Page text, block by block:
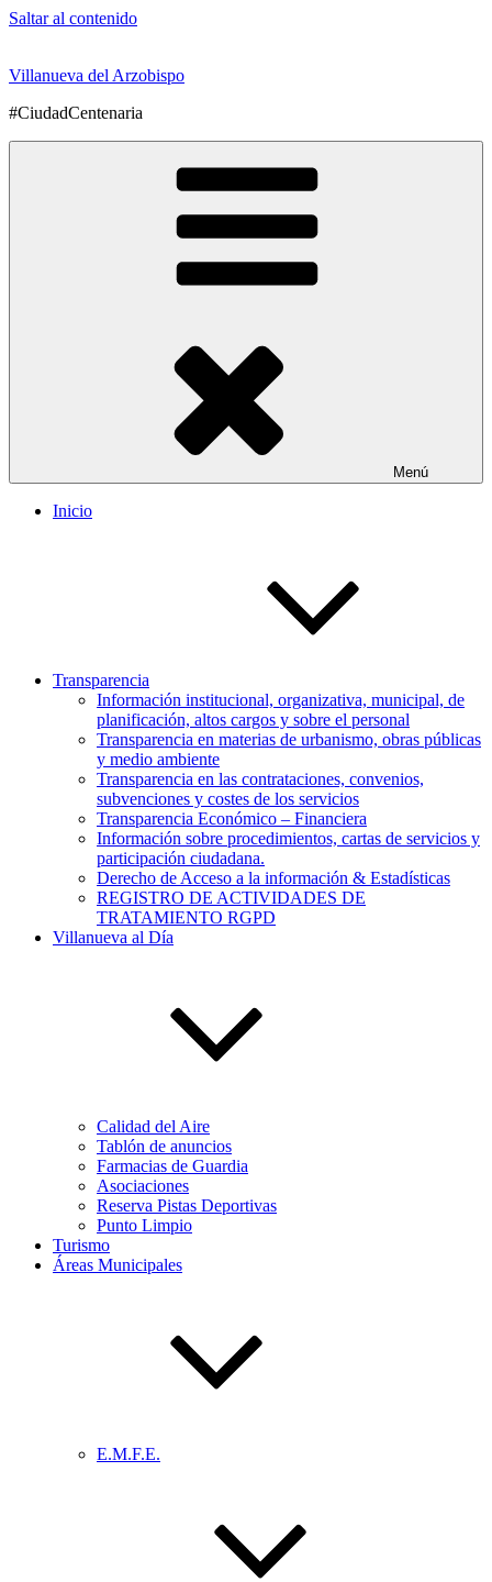
Saltar al contenido
Villanueva del Arzobispo
#CiudadCentenaria
Menú
Inicio
Transparencia
Información institucional, organizativa, municipal, de
planificación, altos cargos y sobre el personal
Transparencia en materias de urbanismo, obras públicas
y medio ambiente
Transparencia en las contrataciones, convenios,
subvenciones y costes de los servicios
Transparencia Económico – Financiera
Información sobre procedimientos, cartas de servicios y
participación ciudadana.
Derecho de Acceso a la información & Estadísticas
REGISTRO DE ACTIVIDADES DE
TRATAMIENTO RGPD
Villanueva al Día
Calidad del Aire
Tablón de anuncios
Farmacias de Guardia
Asociaciones
Reserva Pistas Deportivas
Punto Limpio
Turismo
Áreas Municipales
E.M.F.E.